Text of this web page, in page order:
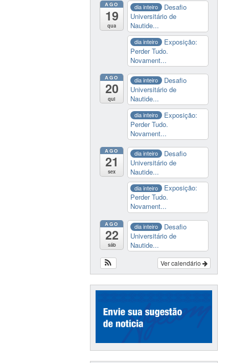
AGO
19
qua
dia inteiro
Desafio
Universitário de
Nautide...
dia inteiro
Exposição:
Perder Tudo.
Novament...
AGO
20
qui
dia inteiro
Desafio
Universitário de
Nautide...
dia inteiro
Exposição:
Perder Tudo.
Novament...
AGO
21
sex
dia inteiro
Desafio
Universitário de
Nautide...
dia inteiro
Exposição:
Perder Tudo.
Novament...
AGO
22
sáb
dia inteiro
Desafio
Universitário de
Nautide...
Ver calendário